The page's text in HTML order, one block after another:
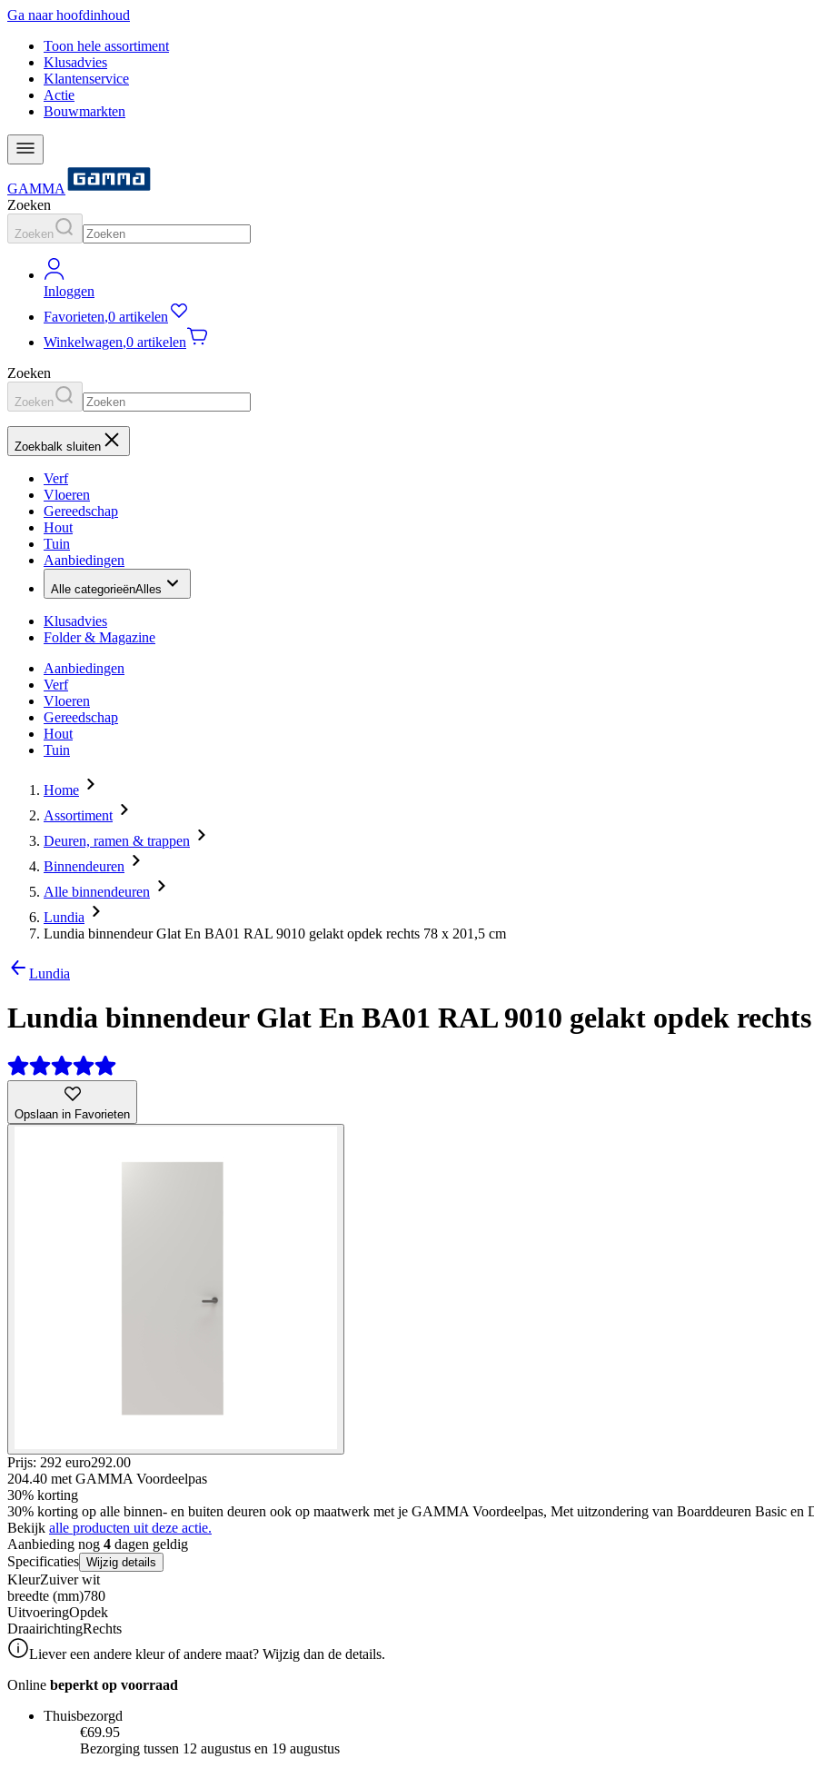
Ga naar hoofdinhoud
Toon hele assortiment
Klusadvies
Klantenservice
Actie
Bouwmarkten
GAMMA
Zoeken
Zoeken
Inloggen
Favorieten,0 artikelen
Winkelwagen,0 artikelen
Zoeken
Zoeken
Zoekbalk sluiten
Verf
Vloeren
Gereedschap
Hout
Tuin
Aanbiedingen
Alle categorieënAlles
Klusadvies
Folder & Magazine
Aanbiedingen
Verf
Vloeren
Gereedschap
Hout
Tuin
Home
Assortiment
Deuren, ramen & trappen
Binnendeuren
Alle binnendeuren
Lundia
Lundia binnendeur Glat En BA01 RAL 9010 gelakt opdek rechts 78 x 201,5 cm
Lundia
Lundia binnendeur Glat En BA01 RAL 9010 gelakt opdek rechts
Opslaan in Favorieten
Prijs: 292 euro292.00
204.40 met GAMMA Voordeelpas
30% korting
30% korting op alle binnen- en buiten deuren ook op maatwerk met je GAMMA Voordeelpas, Met uitzondering van Boarddeuren Basic en
Bekijk alle producten uit deze actie.
Aanbieding nog 4 dagen geldig
Specificaties Wijzig details
KleurZuiver wit
breedte (mm)780
UitvoeringOpdek
DraairichtingRechts
Liever een andere kleur of andere maat? Wijzig dan de details.
Online beperkt op voorraad
Thuisbezorgd
€69.95
Bezorging tussen 12 augustus en 19 augustus